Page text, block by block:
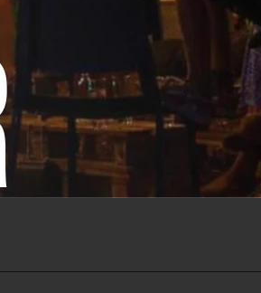
lekker met ketchup, cocktailsaus of